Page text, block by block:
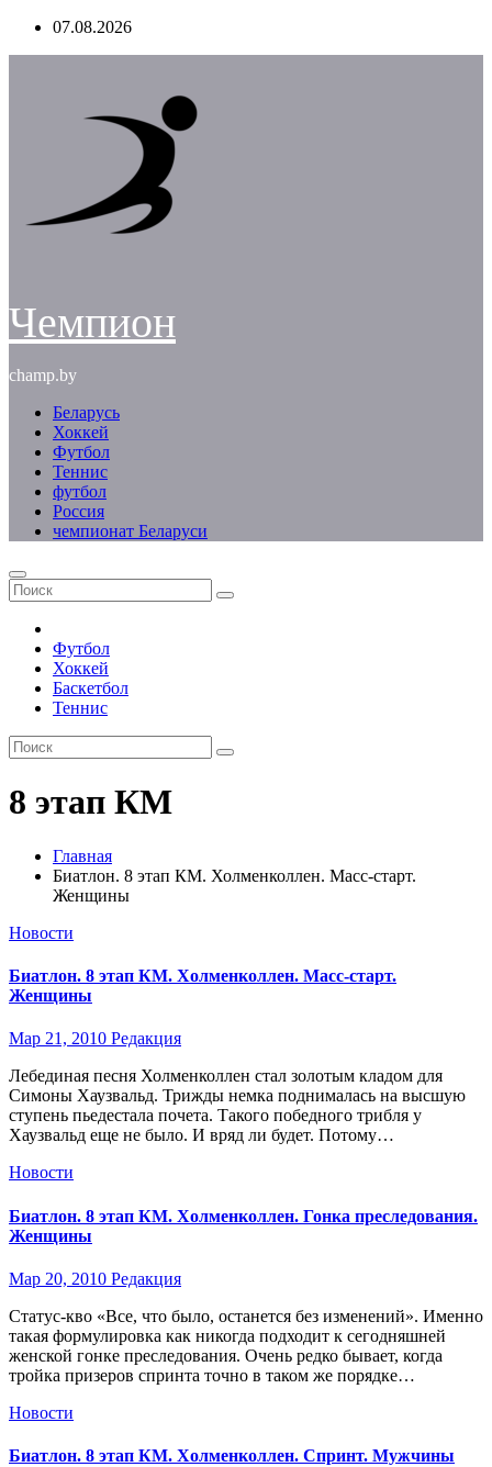
Перейти07.08.2026
Чемпион
champ.by
Беларусь
Хоккей
Футбол
Теннис
футбол
Россия
чемпионат Беларуси
Футбол
Хоккей
Баскетбол
Теннис
8 этап КМ
Главная
Биатлон. 8 этап КМ. Холменколлен. Масс-старт.
Женщины
Новости
Биатлон. 8 этап КМ. Холменколлен. Масс-старт.
Женщины
Мар 21, 2010 Редакция
Лебединая песня Холменколлен стал золотым кладом для
Симоны Хаузвальд. Трижды немка поднималась на высшую
ступень пьедестала почета. Такого победного трибля у
Хаузвальд еще не было. И вряд ли будет. Потому…
Новости
Биатлон. 8 этап КМ. Холменколлен. Гонка преследования.
Женщины
Мар 20, 2010 Редакция
Статус-кво «Все, что было, останется без изменений». Именно
такая формулировка как никогда подходит к сегодняшней
женской гонке преследования. Очень редко бывает, когда
тройка призеров спринта точно в таком же порядке…
Новости
Биатлон. 8 этап КМ. Холменколлен. Спринт. Мужчины